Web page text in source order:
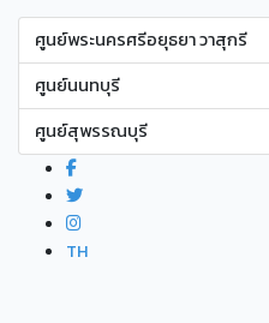
ศูนย์พระนครศรีอยุธยา วาสุกรี
ศูนย์นนทบุรี
ศูนย์สุพรรณบุรี
TH